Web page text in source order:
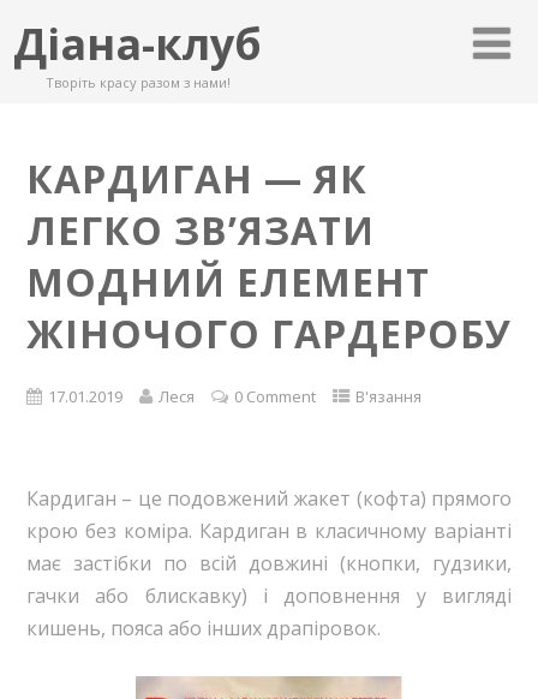
Діана-клуб
Творіть красу разом з нами!
КАРДИГАН — ЯК
ЛЕГКО ЗВ’ЯЗАТИ
МОДНИЙ ЕЛЕМЕНТ
ЖІНОЧОГО ГАРДЕРОБУ
17.01.2019 Леся 0 Comment В'язання
Кардиган – це подовжений жакет (кофта) прямого
крою без коміра. Кардиган в класичному варіанті
має застібки по всій довжині (кнопки, гудзики,
гачки або блискавку) і доповнення у вигляді
кишень, пояса або інших драпіровок.